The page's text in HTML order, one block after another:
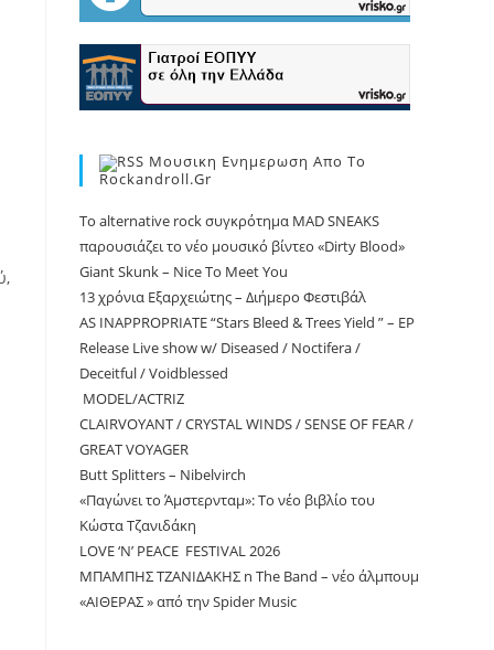
Μουσικη Ενημερωση Απο Το
Rockandroll.gr
Το alternative rock συγκρότημα MAD SNEAKS
παρουσιάζει το νέο μουσικό βίντεο «Dirty Blood»
Giant Skunk – Nice To Meet You
13 χρόνια Εξαρχειώτης – Διήμερο Φεστιβάλ
AS INAPPROPRIATE “Stars Bleed & Trees Yield ” – EP
Release Live show w/ Diseased / Noctifera /
Deceitful / Voidblessed
MODEL/ACTRIZ
CLAIRVOYANT / CRYSTAL WINDS / SENSE OF FEAR /
GREAT VOYAGER
Butt Splitters – Nibelvirch
«Παγώνει το Άμστερνταμ»: Το νέο βιβλίο του
Κώστα Τζανιδάκη
LOVE ‘N’ PEACE FESTIVAL 2026
ΜΠΑΜΠΗΣ ΤΖΑΝΙΔΑΚΗΣ n The Band – νέο άλμπουμ
«ΑΙΘΕΡΑΣ » από την Spider Music